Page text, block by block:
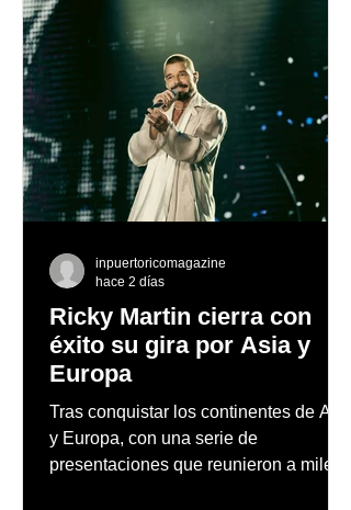
Ricky Martin cierra con
éxito su gira por Asia y
Europa
Tras conquistar los continentes de Asia
y Europa, con una serie de
presentaciones que reunieron a miles
inpuertoricomagazine
hace 2 días